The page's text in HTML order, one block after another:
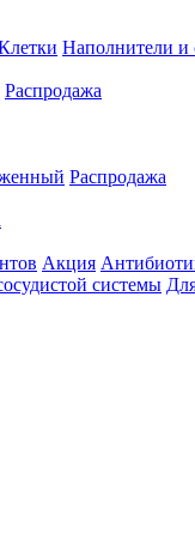
Наполнители и
Распродажа
Распродажа
Акция
системы